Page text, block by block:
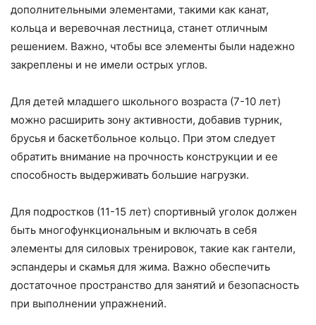
дополнительными элементами, такими как канат,
кольца и веревочная лестница, станет отличным
решением. Важно, чтобы все элементы были надежно
закреплены и не имели острых углов.
Для детей младшего школьного возраста (7-10 лет)
можно расширить зону активности, добавив турник,
брусья и баскетбольное кольцо. При этом следует
обратить внимание на прочность конструкции и ее
способность выдерживать большие нагрузки.
Для подростков (11-15 лет) спортивный уголок должен
быть многофункциональным и включать в себя
элементы для силовых тренировок, такие как гантели,
эспандеры и скамья для жима. Важно обеспечить
достаточное пространство для занятий и безопасность
при выполнении упражнений.